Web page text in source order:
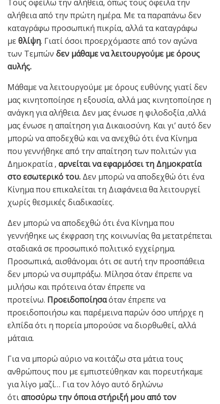
Τους οφείλω την αλήθεια, όπως τους όφειλα την
αλήθεια από την πρώτη ημέρα. Με τα παραπάνω δεν
καταγράφω προσωπική πικρία, αλλά τα καταγράφω
μεθλίψη. Γιατί όσοι προερχόμαστε από τον αγώνα
των Τεμπών δεν μάθαμε να λειτουργούμε με όρους
αυλής.
Μάθαμε να λειτουργούμε με όρους ευθύνης γιατί δεν
μας κινητοποίησε η εξουσία, αλλά μας κινητοποίησε η
ανάγκη για αλήθεια. Δεν μας ένωσε η φιλοδοξία ,αλλά
μας ένωσε η απαίτηση για Δικαιοσύνη. Και γι’ αυτό δεν
μπορώ να αποδεχθώ και να ανεχθώ ότι ένα Κίνημα
που γεννήθηκε από την απαίτηση των πολιτών για
Δημοκρατία , αρνείται να εφαρμόσει τη Δημοκρατία
στο εσωτερικό του. Δεν μπορώ να αποδεχθώ ότι ένα
Κίνημα που επικαλείται τη Διαφάνεια θα λειτουργεί
χωρίς θεσμικές διαδικασίες.
Δεν μπορώ να αποδεχθώ ότι ένα Κίνημα που
γεννήθηκε ως έκφραση της κοινωνίας θα μετατρέπεται
σταδιακά σε προσωπικό πολιτικό εγχείρημα.
Προσωπικά, αισθάνομαι ότι σε αυτή την προσπάθεια
δεν μπορώ να συμπράξω. Μίλησα όταν έπρεπε να
μιλήσω και πρότεινα όταν έπρεπε να
προτείνω. Προειδοποίησαόταν έπρεπε να
προειδοποιήσω και παρέμεινα παρών όσο υπήρχε η
ελπίδα ότι η πορεία μπορούσε να διορθωθεί, αλλά
μάταια.
Για να μπορώ αύριο να κοιτάζω στα μάτια τους
ανθρώπους που με εμπιστεύθηκαν και πορευτήκαμε
για λίγο μαζί… Για τον λόγο αυτό δηλώνω
ότιαποσύρω την όποια στήριξή μου από τον